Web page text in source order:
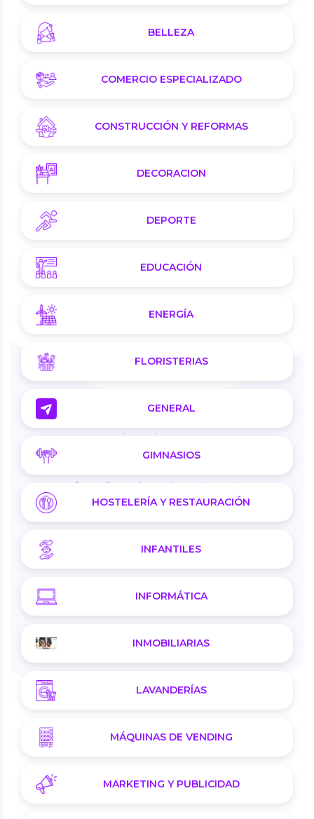
BELLEZA
COMERCIO ESPECIALIZADO
CONSTRUCCIÓN Y REFORMAS
DECORACION
DEPORTE
EDUCACIÓN
ENERGÍA
FLORISTERIAS
GENERAL
GIMNASIOS
HOSTELERÍA Y RESTAURACIÓN
INFANTILES
INFORMÁTICA
INMOBILIARIAS
LAVANDERÍAS
MÁQUINAS DE VENDING
MARKETING Y PUBLICIDAD